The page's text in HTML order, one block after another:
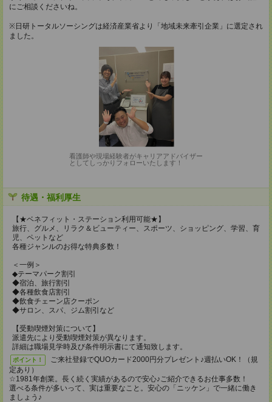
にご相談くださいね。
※日研トータルソーシングは経済産業省より「地域未来牽引企業」に選定され
ました。
看護師や現場経験者がキャリアアドバイザー
としてしっかりフォローいたします！
待遇・福利厚生
【★ベネフィット・ステーション利用可能★】
旅行、グルメ、リラク＆ビューティー、スポーツ、ショッピング、学習、育
児、ペットなど
各種ジャンルのお得な特典多数！
＜一例＞
◆テーマパーク割引
◆宿泊、旅行割引
◆各種飲食店割引
◆飲食チェーン店クーポン
◆サロン、スパ、ジム割引など
【受動喫煙対策について】
派遣先により受動喫煙対策が異なります。
詳細は職場見学時及び条件明示書にて通知致します。
ポイント！
ご来社登録でQUOカード2000円分プレゼント♪週払いOK！（規
定あり）
☆1981年創業。長く続く実績があるので安心♪ご紹介できるお仕事多数！
選べる条件が多いって、実は重要なこと。安心の「ニッケン」で一緒に働き
ましょう♪